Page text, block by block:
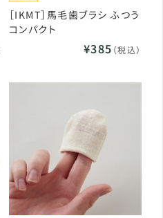
［IKMT］馬毛歯ブラシ ふつう
コンパクト
¥385 （税込）